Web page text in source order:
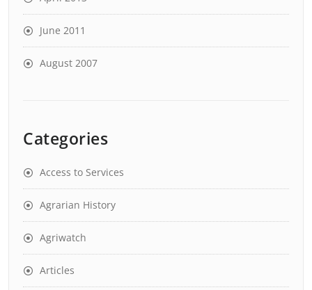
June 2011
August 2007
Categories
Access to Services
Agrarian History
Agriwatch
Articles